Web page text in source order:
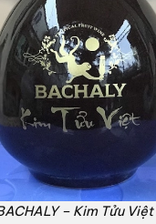
– Kim Tửu